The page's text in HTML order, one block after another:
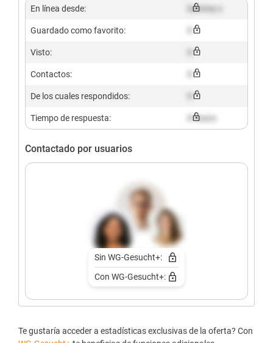
En línea desde: Dummy x
Guardado como favorito:
Visto:
Contactos:
De los cuales respondidos:
Tiempo de respuesta: X hours
Contactado por usuarios
Sin WG-Gesucht+:
Con WG-Gesucht+:
Te gustaría acceder a estadísticas exclusivas de la oferta? Con